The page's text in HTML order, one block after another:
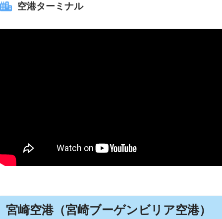
空港ターミナル
宮崎空港（宮崎ブーゲンビリア空港）